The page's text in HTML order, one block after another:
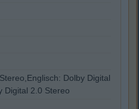
Dolby Digital
Digital 2.0 Stereo